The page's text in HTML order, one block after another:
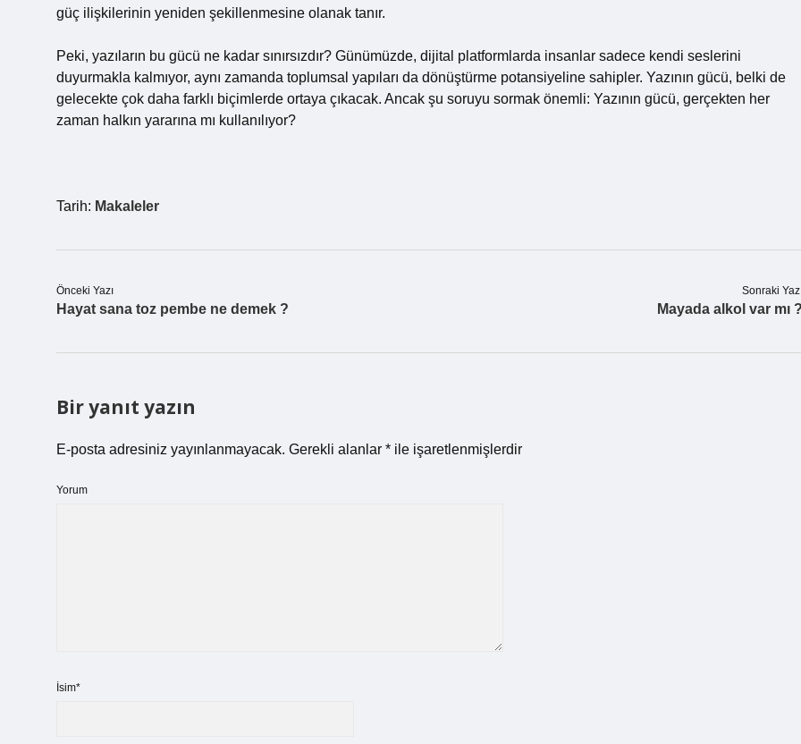
güç ilişkilerinin yeniden şekillenmesine olanak tanır.
Peki, yazıların bu gücü ne kadar sınırsızdır? Günümüzde, dijital platformlarda insanlar sadece kendi seslerini
duyurmakla kalmıyor, aynı zamanda toplumsal yapıları da dönüştürme potansiyeline sahipler. Yazının gücü, belki de
gelecekte çok daha farklı biçimlerde ortaya çıkacak. Ancak şu soruyu sormak önemli: Yazının gücü, gerçekten her
zaman halkın yararına mı kullanılıyor?
Tarih: Makaleler
Önceki Yazı
Hayat sana toz pembe ne demek ?
Sonraki
Mayada alkol var mı
Bir yanıt yazın
E-posta adresiniz yayınlanmayacak. Gerekli alanlar * ile işaretlenmişlerdir
Yorum
İsim*